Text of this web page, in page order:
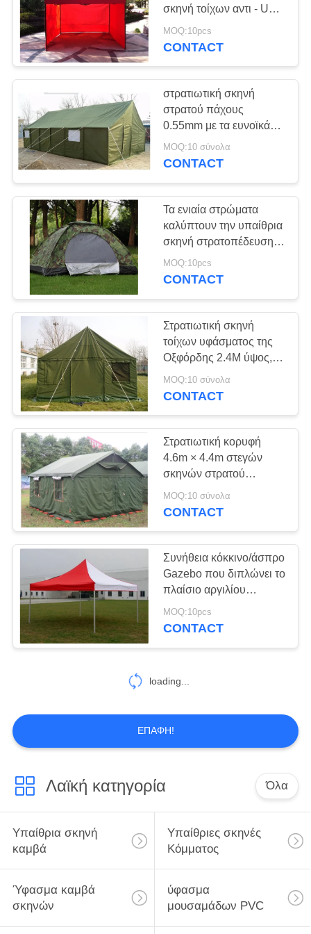
Φύλλο
μουσαμάδων PE
Πετσέτες τσαγιού
κουζινών
30
Μογγολική σκηνή
Yurt
22
Στρατιωτική σκηνή
στρατού
Gazebo που
22
Υπαίθρια σκηνή
στρατοπέδευσης
22
σκηνή τοίχων αντι - UV
με διπλό ενισχυμένο
στρώμα Πολωνό
MOQ:10pcs
CONTACT
στρατιωτική σκηνή
στρατού πάχους
0.55mm με τα ευνοϊκά
για το περιβάλλον υλικά
MOQ:10 σύνολα
CONTACT
Τα ενιαία στρώματα
καλύπτουν την υπαίθρια
σκηνή στρατοπέδευσης,
αδιάβροχη εύκολη
σκηνή επάνω
MOQ:10pcs
CONTACT
Στρατιωτική σκηνή
τοίχων υφάσματος της
Οξφόρδης 2.4M ύψος,
Rustproof στρατιωτική
σκηνή ζητημάτων
MOQ:10 σύνολα
CONTACT
Στρατιωτική κορυφή
4.6m × 4.4m στεγών
σκηνών στρατού
καταφυγίων
ανακούφισης για την
MOQ:10 σύνολα
CONTACT
Συνήθεια κόκκινο/άσπρο
Gazebo που διπλώνει το
πλαίσιο αργιλίου
σκηνών για τη
διαφήμιση έκθεσης
MOQ:10pcs
CONTACT
loading...
ΕΠΑΦΉ!
Λαϊκή κατηγορία Όλα
Υπαίθρια σκηνή
καμβά
Υπαίθριες σκηνές
Κόμματος
Ύφασμα καμβά
σκηνών
ύφασμα
μουσαμάδων PVC